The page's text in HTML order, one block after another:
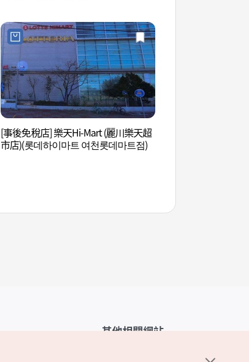
[事後免稅店] 樂天Hi-Mart (麗川樂天超
市店)(롯데하이마트 여천롯데마트점)
其他相關網站